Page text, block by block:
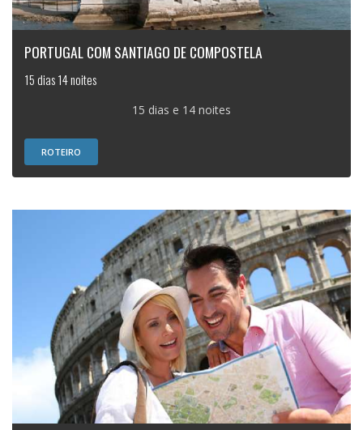
PORTUGAL COM SANTIAGO DE COMPOSTELA
15 dias 14 noites
15 dias e 14 noites
ROTEIRO